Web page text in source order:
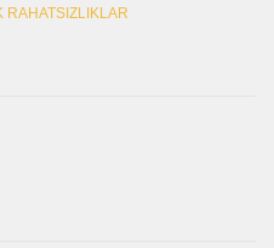
RAHATSIZLIKLAR